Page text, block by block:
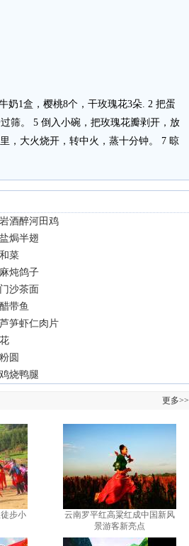
奶1盒，樱桃8个，干玫瑰花3朵. 2 把蛋
筛。 5 倒入小碗，把玫瑰花瓣剥开，放
，大火烧开，转中火，蒸十分钟。 7 晾
酒醉河田鸡
焗半翅
菜
炖鸽子
沙茶面
带鱼
笋虾仁肉片
圆
烧鸭腿
更多>>
步小
云南罗平红高粱红成中国新风
景游客新亮点